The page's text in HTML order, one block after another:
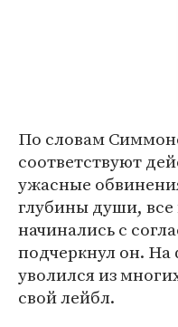
По словам
соответствуют
ужасные
глубины души,
начинались с
подчеркнул он. На
уволился из
свой лейбл.